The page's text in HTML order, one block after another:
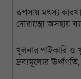
রূপসায় মৎস্য
দৌরাত্ম্যে অসহায়
খুলনার পাইকারি ও
দ্রব্যমূল্যের